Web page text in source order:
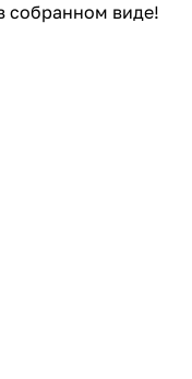
собранном виде!